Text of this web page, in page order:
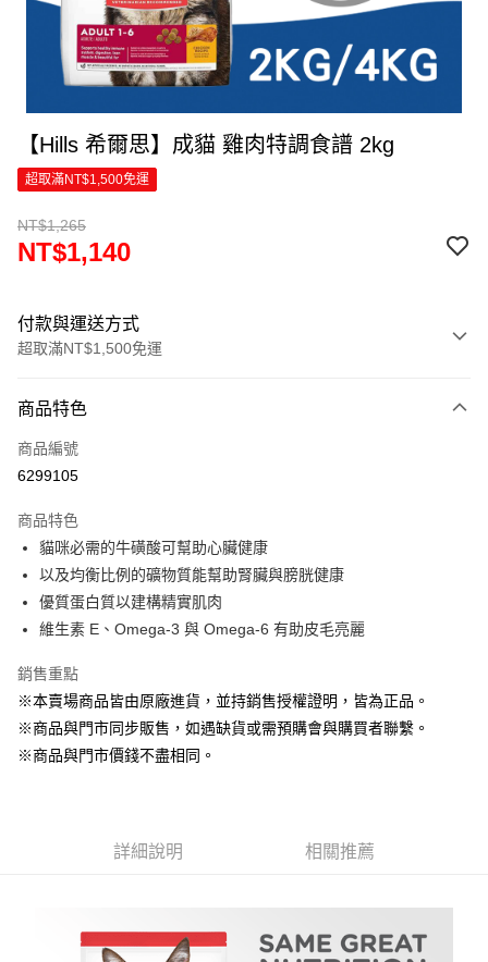
【Hills 希爾思】成貓 雞肉特調食譜 2kg
超取滿NT$1,500免運
NT$1,265
NT$1,140
付款與運送方式
超取滿NT$1,500免運
信用卡一次付款
超商取貨付款
Apple Pay
街口支付
悠遊付
Google Pay
ATM付款
每筆NT$80，滿NT$1,500(含以上)免運費
每筆NT$60，滿NT$1,500(含以上)免運費
商品特色
商品編號
6299105
商品特色
貓咪必需的牛磺酸可幫助心臟健康
以及均衡比例的礦物質能幫助腎臟與膀胱健康
優質蛋白質以建構精實肌肉
維生素 E、Omega-3 與 Omega-6 有助皮毛亮麗
銷售重點
※本賣場商品皆由原廠進貨，並持銷售授權證明，皆為正品。
※商品與門市同步販售，如遇缺貨或需預購會與購買者聯繫。
※商品與門市價錢不盡相同。
詳細說明 相關推薦